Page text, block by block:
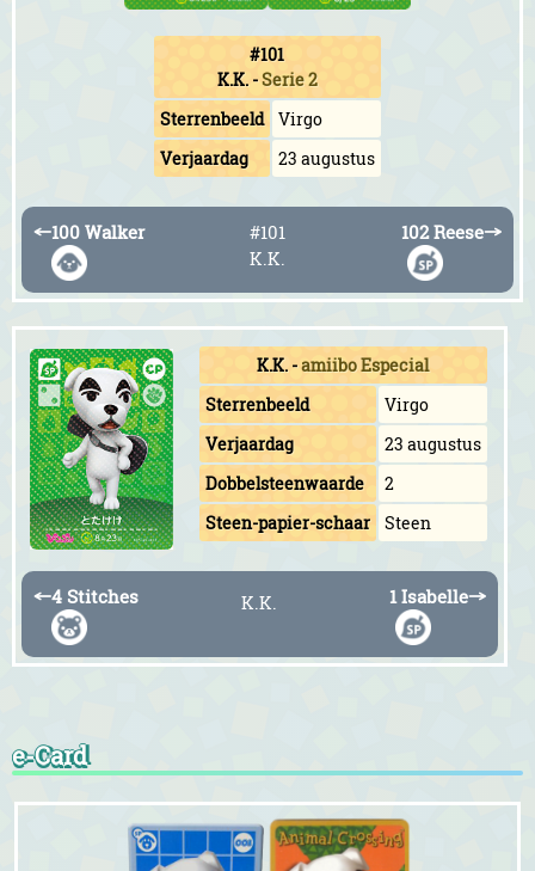
#101
K.K. -Serie 2
Sterrenbeeld
Virgo
Verjaardag
23 augustus
←100 Walker
#101
K.K.
102 Reese→
K.K. -amiibo Especial
Sterrenbeeld
Virgo
Verjaardag
23 augustus
Dobbelsteenwaarde
2
Steen-papier-schaar
Steen
←4 Stitches K.K. 1 Isabelle→
e-Card